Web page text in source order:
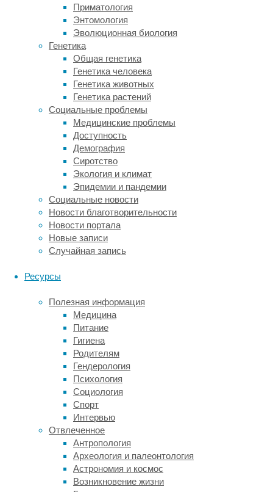
Приматология
Энтомология
Эволюционная биология
Генетика
Общая генетика
Генетика человека
Генетика животных
Генетика растений
Социальные проблемы
Медицинские проблемы
Доступность
Демография
Сиротство
Экология и климат
Эпидемии и пандемии
Социальные новости
Новости благотворительности
Новости портала
Новые записи
Случайная запись
Ресурсы
Полезная информация
Медицина
Питание
Гигиена
Родителям
Гендерология
Психология
Социология
Спорт
Интервью
Отвлеченное
Антропология
Археология и палеонтология
Астрономия и космос
Возникновение жизни
головы,
потому
что
быстрая,
точная
дает
объективное
представление
есть
в
ишемическом
очаге
кровь,
так
эта
напрямую
влияет
тактику
лечения.
Кроме
того,
стандартную
бесконтрастную
как
правило,
расширяют
введением
контрастного